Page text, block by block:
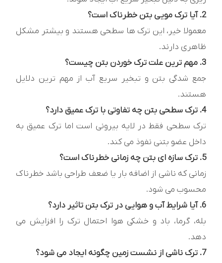
2. آیا ترک مویی بتن خطرناک است؟
معمولا خیر، این ترک ها سطحی هستند و بیشتر مشکل
ظاهری دارند.
3. مهم ترین علت ترک خوردن بتن چیست؟
جمع شدگی بتن و تبخیر سریع آب از مهم ترین دلایل
هستند.
4. ترک سطحی بتن چه تفاوتی با ترک عمیق دارد؟
ترک سطحی فقط در لایه بیرونی است اما ترک عمیق به
داخل عضو بتنی نفوذ می کند.
5. ترک سازه ای بتن چه زمانی خطرناک است؟
زمانی که ناشی از اضافه بار یا ضعف طراحی باشد خطرناک
محسوب می شود.
6. آیا شرایط آب و هوایی در ترک بتن تاثیر دارد؟
بله، گرما، باد و خشکی هوا احتمال ترک را افزایش می
دهد.
7. ترک ناشی از نشست زمین چگونه ایجاد می شود؟